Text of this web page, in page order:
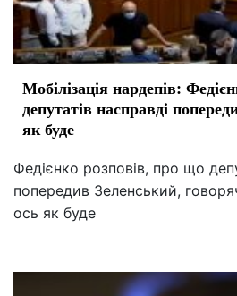
Мобілізація нардепів:
депутатів насправді
як буде
Федієнко розповів, про що
попередив Зеленський,
ось як буде